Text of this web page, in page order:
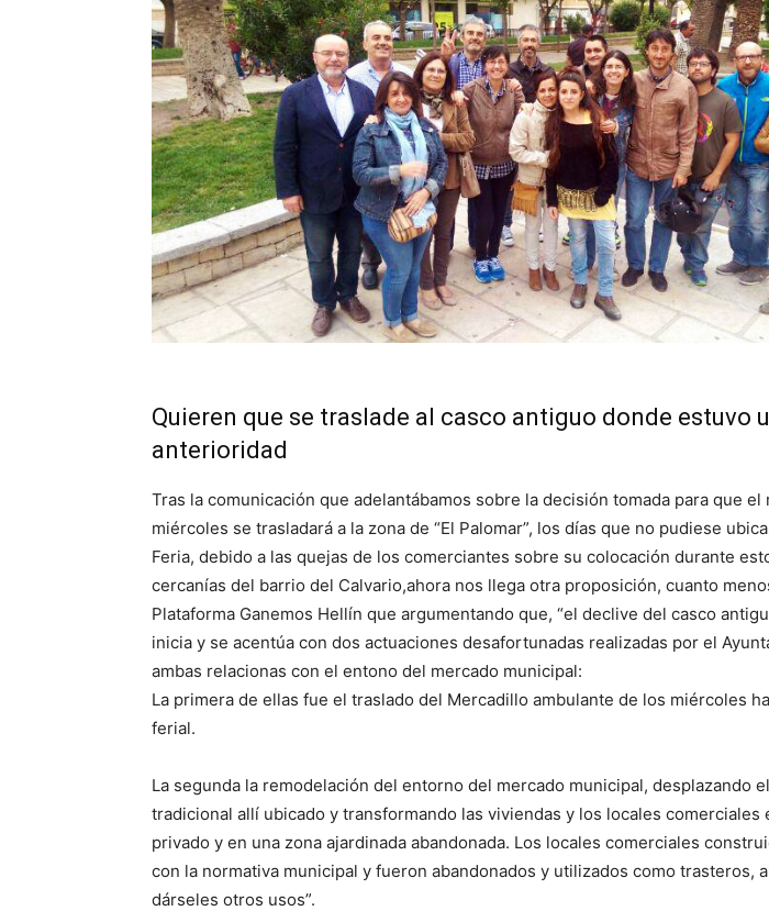
Quieren que se traslade al casco antiguo donde estuvo
anterioridad
Tras la comunicación que adelantábamos sobre la decisión tomada para que el
miércoles se trasladará a la zona de “El Palomar”, los días que no pudiese
Feria, debido a las quejas de los comerciantes sobre su colocación durante
cercanías del barrio del Calvario,ahora nos llega otra proposición, cuanto
Plataforma Ganemos Hellín que argumentando que, “el declive del casco
inicia y se acentúa con dos actuaciones desafortunadas realizadas por el
ambas relacionas con el entono del mercado municipal:
La primera de ellas fue el traslado del Mercadillo ambulante de los miércoles
ferial.
La segunda la remodelación del entorno del mercado municipal, desplazando
tradicional allí ubicado y transformando las viviendas y los locales comerciales
privado y en una zona ajardinada abandonada. Los locales comerciales
con la normativa municipal y fueron abandonados y utilizados como trasteros,
dárseles otros usos”.